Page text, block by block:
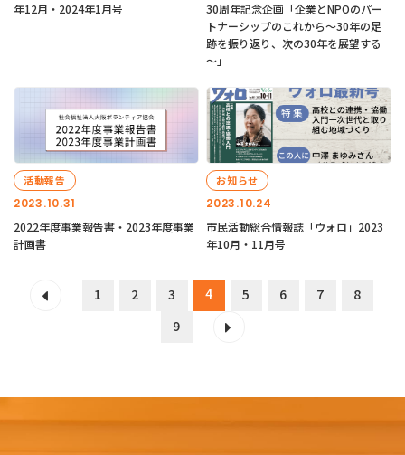
年12月・2024年1月号
30周年記念企画「企業とNPOのパー
トナーシップのこれから～30年の足
跡を振り返り、次の30年を展望する
～」
2023.10.31
活動報告
2022年度事業報告書・2023年度事業
計画書
2023.10.24
お知らせ
市民活動総合情報誌「ウォロ」2023
年10月・11月号
1 2 3 4 5 6 7
8
9